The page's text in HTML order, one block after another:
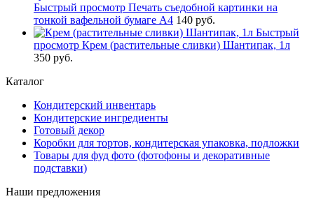
Быстрый просмотр Печать съедобной картинки на
тонкой вафельной бумаге А4 140 руб.
Быстрый
просмотр Крем (растительные сливки) Шантипак, 1л
350 руб.
Каталог
Кондитерский инвентарь
Кондитерские ингредиенты
Готовый декор
Коробки для тортов, кондитерская упаковка, подложки
Товары для фуд фото (фотофоны и декоративные
подставки)
Наши предложения